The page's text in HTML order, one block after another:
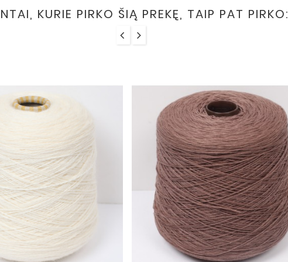
KURIE PIRKO ŠIĄ PREKĘ, TAIP PAT PIRKO: